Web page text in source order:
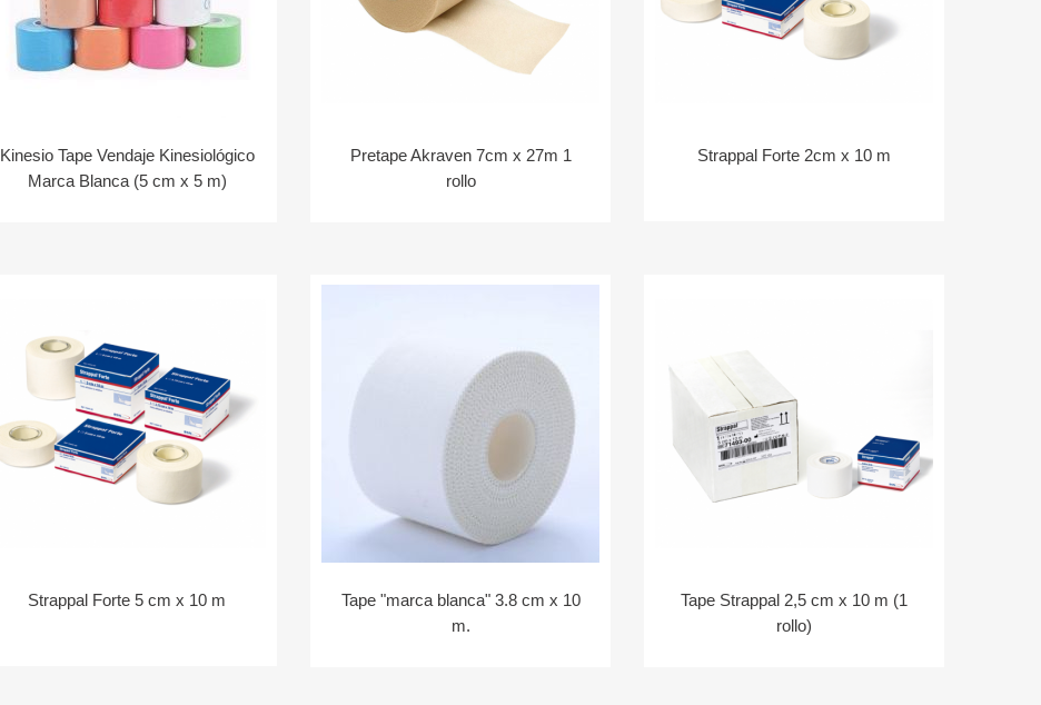
Kinesio Tape Vendaje Kinesiológico
Marca Blanca (5 cm x 5 m)
Pretape Akraven 7cm x 27m 1
rollo
Strappal Forte 2cm x 10 m
Strappal Forte 5 cm x 10 m
Tape "marca blanca" 3.8 cm x 10
m.
Tape Strappal 2,5 cm x 10 m (1
rollo)